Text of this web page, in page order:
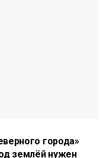
города»
землёй нужен